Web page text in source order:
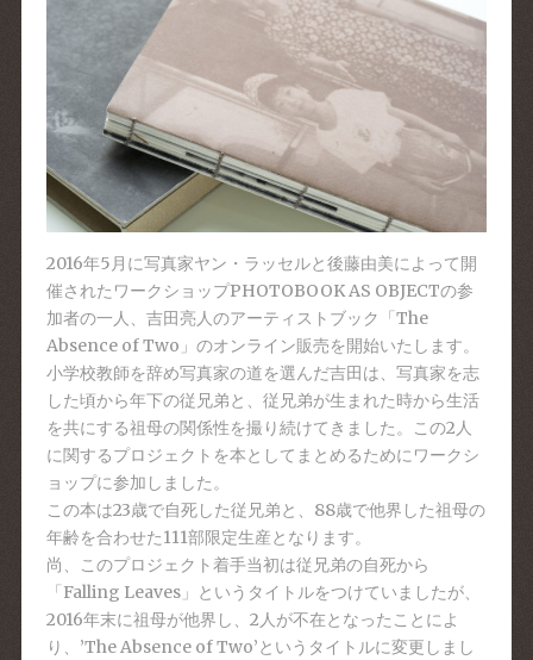
2016年5月に写真家ヤン・ラッセルと後藤由美によって開
催されたワークショップPHOTOBOOK AS OBJECTの参
加者の一人、吉田亮人のアーティストブック「The
Absence of Two」のオンライン販売を開始いたします。
小学校教師を辞め写真家の道を選んだ吉田は、写真家を志
した頃から年下の従兄弟と、従兄弟が生まれた時から生活
を共にする祖母の関係性を撮り続けてきました。この2人
に関するプロジェクトを本としてまとめるためにワークシ
ョップに参加しました。
この本は23歳で自死した従兄弟と、88歳で他界した祖母の
年齢を合わせた111部限定生産となります。
尚、このプロジェクト着手当初は従兄弟の自死から
「Falling Leaves」というタイトルをつけていましたが、
2016年末に祖母が他界し、2人が不在となったことによ
り、’The Absence of Two’というタイトルに変更しまし